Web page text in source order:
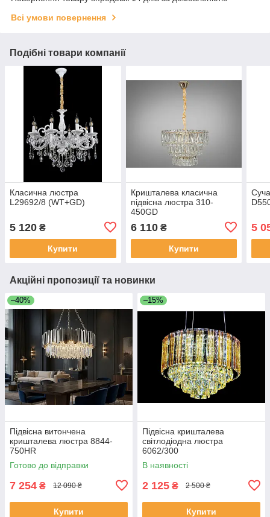
Всі умови повернення
Подібні товари компанії
Класична люстра
L29692/8 (WT+GD)
5 120 ₴
Купити
Кришталева класична
підвісна люстра 310-
450GD
6 110₴
Купити
5
Акційні пропозиції та новинки
–40%
Підвісна витончена
кришталева люстра 8844-
750HR
Готово до відправки
7 254 ₴ 12 090 ₴
Купити
–15%
Підвісна кришталева
світлодіодна люстра
6062/300
В наявності
2 125 ₴ 2 500 ₴
Купити